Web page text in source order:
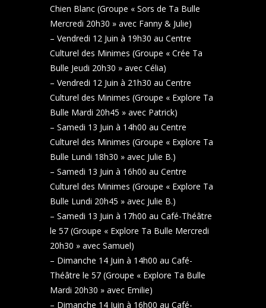
Chien Blanc (Groupe « Sors de Ta Bulle
Mercredi 20h30 » avec Fanny & Julie)
– Vendredi 12 Juin à 19h30 au Centre
Culturel des Minimes (Groupe « Crée Ta
Bulle Jeudi 20h30 » avec Célia)
– Vendredi 12 Juin à 21h30 au Centre
Culturel des Minimes (Groupe « Explore Ta
Bulle Mardi 20h45 » avec Patrick)
– Samedi 13 Juin à 14h00 au Centre
Culturel des Minimes (Groupe « Explore Ta
Bulle Lundi 18h30 » avec Julie B.)
– Samedi 13 Juin à 16h00 au Centre
Culturel des Minimes (Groupe « Explore Ta
Bulle Lundi 20h45 » avec Julie B.)
– Samedi 13 Juin à 17h00 au Café-Théâtre
le 57 (Groupe « Explore Ta Bulle Mercredi
20h30 » avec Samuel)
– Dimanche 14 Juin à 14h00 au Café-
Théâtre le 57 (Groupe « Explore Ta Bulle
Mardi 20h30 » avec Emilie)
– Dimanche 14 Juin à 16h00 au Café-